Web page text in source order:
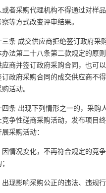
或者采购代理机构不得通过对样
等方式改变评审结果。
三条 成交供应商拒绝签订政府采
办法第二十八条第二款规定的原
应商并签订政府采购合同，也可
订政府采购合同的成交供应商不
活动。
四条 出现下列情形之一的，采购
竞争性磋商采购活动，发布项目
采购活动：
因情况变化，不再符合规定的竞
出现影响采购公正的违法、违规行